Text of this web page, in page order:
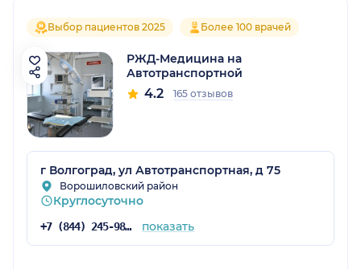
Выбор пациентов 2025 Более 100 врачей
РЖД-Медицина на
Автотранспортной
4.2 165 отзывов
г Волгоград, ул Автотранспортная, д 75
Ворошиловский район
Круглосуточно
+7 (844) 245-98-54 показать